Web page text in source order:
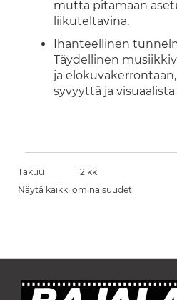
mutta pitämään
liikuteltavina.
Ihanteellinen
Täydellinen
ja
syvyyttä ja
Takuu
12 kk
Näytä kaikki ominaisuudet